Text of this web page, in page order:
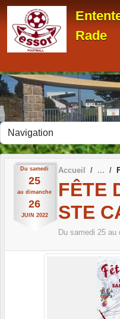
Rade
Du samedi
25
au dimanche
26
JUIN 2022
Accueil
FÊTE
STE
Du samedi 25 au
Panneau de gestion des